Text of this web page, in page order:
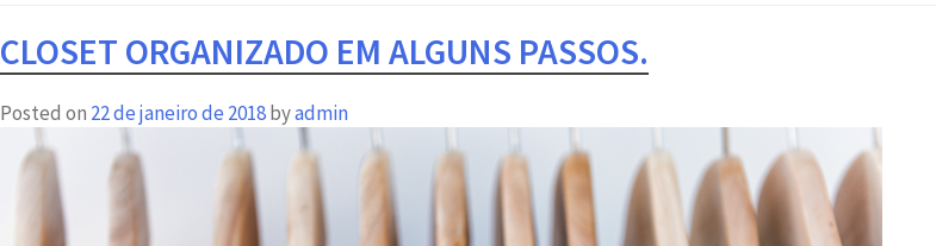
CLOSET ORGANIZADO EM ALGUNS PASSOS.
Posted on 22 de janeiro de 2018byadmin